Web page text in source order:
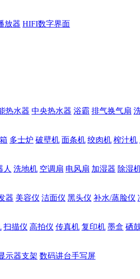
放器 HIFI数字界面
热水器 中央热水器 浴霸 排气换气扇
多士炉 破壁机 面条机 绞肉机 榨汁机
人 洗地机 空调扇 电风扇 加湿器 除湿
器 美容仪 洁面仪 黑头仪 补水/蒸脸仪
扫描仪 高拍仪 传真机 复印机 墨盒 硒
示器支架 数码讲台手写屏